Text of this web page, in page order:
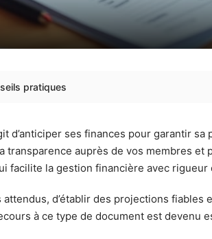
pratiques
d’anticiper ses finances pour garantir
auprès de vos membres et
facilite la gestion financière avec rigueur
d’établir des projections fiables
à ce type de document est devenu